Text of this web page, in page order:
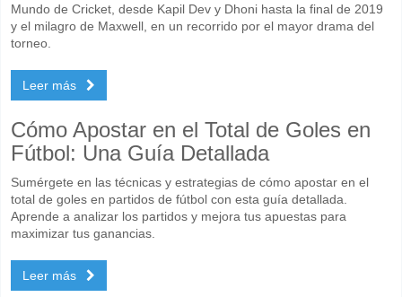
Mundo de Cricket, desde Kapil Dev y Dhoni hasta la final de 2019
y el milagro de Maxwell, en un recorrido por el mayor drama del
torneo.
Leer más
Cómo Apostar en el Total de Goles en
Fútbol: Una Guía Detallada
Sumérgete en las técnicas y estrategias de cómo apostar en el
total de goles en partidos de fútbol con esta guía detallada.
Aprende a analizar los partidos y mejora tus apuestas para
maximizar tus ganancias.
Leer más